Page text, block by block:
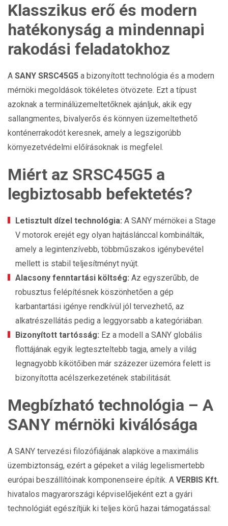
Klasszikus erő és modern
hatékonyság a mindennapi
rakodási feladatokhoz
A SANY SRSC45G5 a bizonyított technológia és a modern
mérnöki megoldások tökéletes ötvözete. Ezt a típust
azoknak a terminálüzemeltetőknek ajánljuk, akik egy
sallangmentes, bivalyerős és könnyen üzemeltethető
konténerrakodót keresnek, amely a legszigorúbb
környezetvédelmi előírásoknak is megfelel.
Miért az SRSC45G5 a
legbiztosabb befektetés?
Letisztult dízel technológia: A SANY mérnökei a Stage
V motorok erejét egy olyan hajtáslánccal kombinálták,
amely a legintenzívebb, többműszakos igénybevétel
mellett is stabil teljesítményt nyújt.
Alacsony fenntartási költség: Az egyszerűbb, de
robusztus felépítésnek köszönhetően a gép
karbantartási igénye rendkívül jól tervezhető, az
alkatrészellátás pedig a leggyorsabb a kategóriában.
Bizonyított tartósság: Ez a modell a SANY globális
flottájának egyik legteszteltebb tagja, amely a világ
legnagyobb kikötőiben már százezer üzemóra felett is
bizonyította acélszerkezetének stabilitását.
Megbízható technológia – A
SANY mérnöki kiválósága
A SANY tervezési filozófiájának alapköve a maximális
üzembiztonság, ezért a gépeket a világ legelismertebb
európai beszállítóinak komponenseire építik. A VERBIS Kft.
hivatalos magyarországi képviselőjeként ezt a gyári
technológiát egészítjük ki teljes körű hazai támogatással: